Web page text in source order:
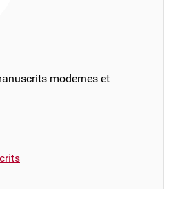
modernes et